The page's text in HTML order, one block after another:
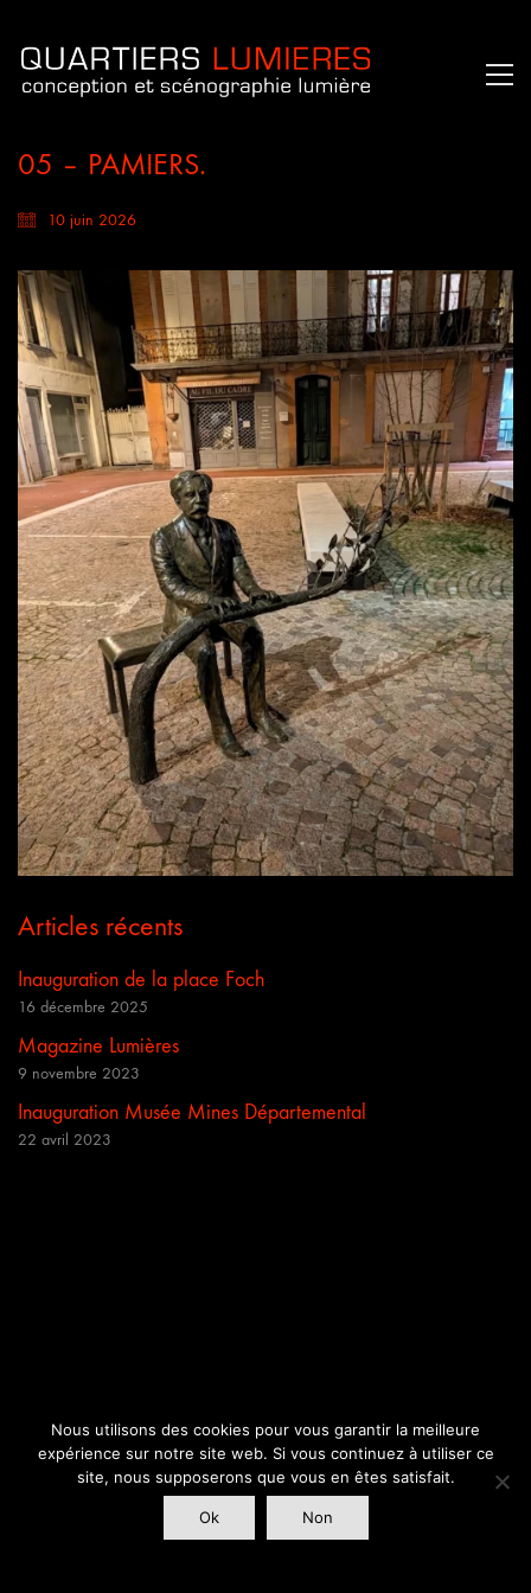
05 – PAMIERS.
10 juin 2026
Articles récents
Inauguration de la place Foch
16 décembre 2025
Magazine Lumières
9 novembre 2023
Inauguration Musée Mines Départemental
22 avril 2023
Nous utilisons des cookies pour vous garantir la meilleure
expérience sur notre site web. Si vous continuez à utiliser ce
site, nous supposerons que vous en êtes satisfait.
Ok Non